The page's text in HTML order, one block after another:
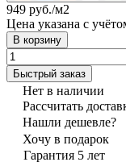
949 руб./м2
Цена указана с
В корзину
Быстрый заказ
Нет в наличии
Рассчитать
Нашли дешевле?
Хочу в подарок
Гарантия 5 лет